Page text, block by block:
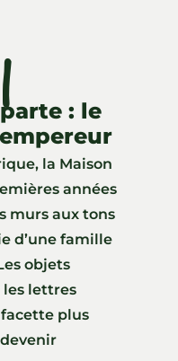
: le
la Maison
années
murs aux tons
d’une famille
objets
les lettres
plus